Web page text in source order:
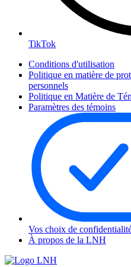
TikTok
Conditions d'utilisation
Politique en matière de
personnels
Politique en Matière de
Paramètres des témoins
Vos choix de
À propos de la LNH